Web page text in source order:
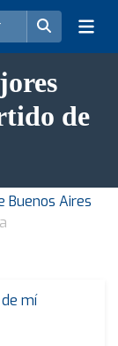
de
Buenos Aires
mí